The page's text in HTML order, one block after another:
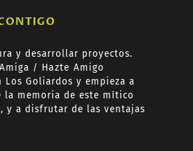
y desarrollar proyectos.
Amiga / Hazte Amigo
Los Goliardos y empieza a
la memoria de este mítico
y a disfrutar de las ventajas